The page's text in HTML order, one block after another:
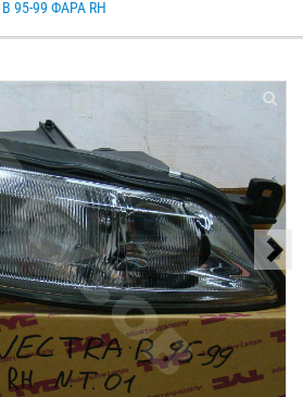
B 95-99 ФАРА RH